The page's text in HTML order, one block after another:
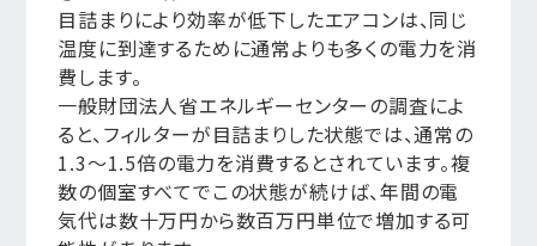
目詰まりにより効率が低下したエアコンは、同じ
温度に到達するために通常よりも多くの電力を消
費します。
一般財団法人省エネルギーセンターの調査によ
ると、フィルターが目詰まりした状態では、通常の
1.3〜1.5倍の電力を消費するとされています。複
数の個室すべてでこの状態が続けば、年間の電
気代は数十万円から数百万円単位で増加する可